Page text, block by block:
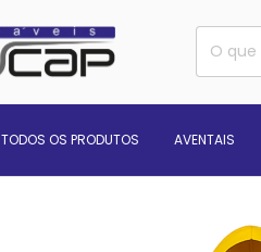
TODOS OS PRODUTOS AVENTAIS